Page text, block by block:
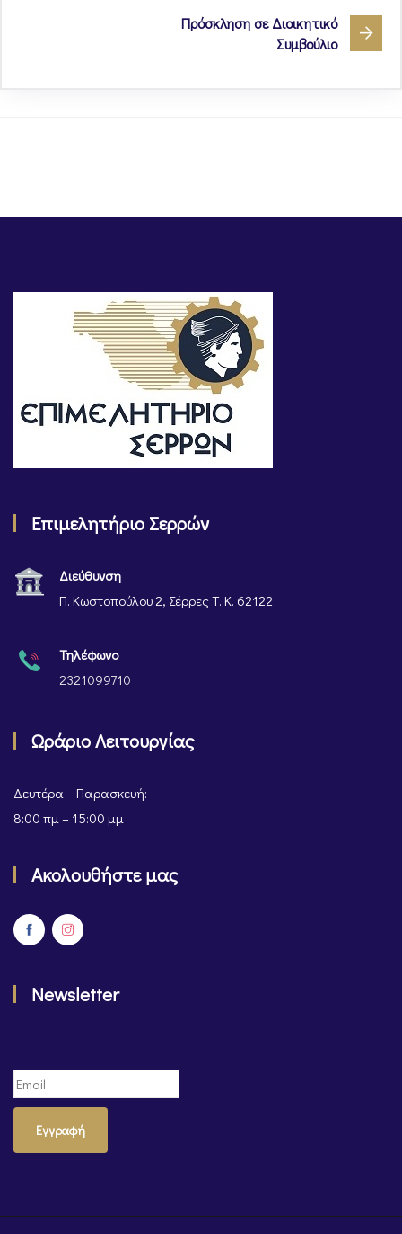
Πρόσκληση σε Διοικητικό
Συμβούλιο
Επιμελητήριο Σερρών
Διεύθυνση
Π. Κωστοπούλου 2, Σέρρες Τ. Κ. 62122
Τηλέφωνο
2321099710
Ωράριο Λειτουργίας
Δευτέρα – Παρασκευή:
8:00 πμ – 15:00 μμ
Ακολουθήστε μας
Newsletter
Εγγραφή